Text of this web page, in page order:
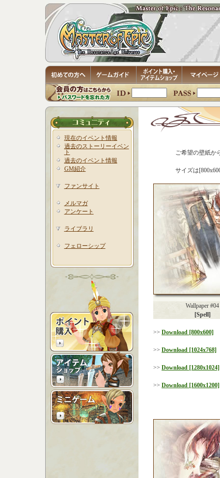
現在のイベント情報
過去のストーリーイベン
ト
過去のイベント情報
GM紹介
ファンサイト
メルマガ
アンケート
ライブラリ
フェローシップ
ご希望の壁紙か
サイズは
Wallpaper #04
[Spell]
>> Download [800x600]
>> Download [1024x768]
>> Download [1280x1024]
>> Download [1600x1200]